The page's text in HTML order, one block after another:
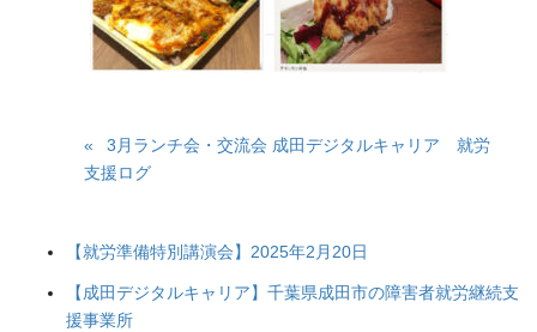
3月ランチ会・交流会 成田デジタルキャリア 就労
支援ログ
【就労準備特別講演会】2025年2月20日
【成田デジタルキャリア】千葉県成田市の障害者就労継続支
援事業所